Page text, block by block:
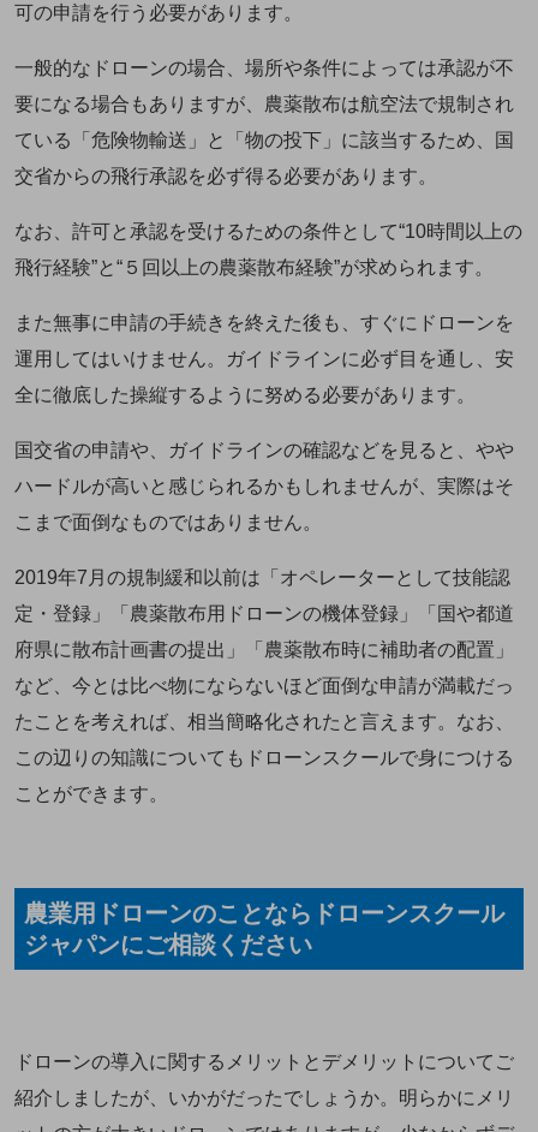
可の申請を行う必要があります。
一般的なドローンの場合、場所や条件によっては承認が不
要になる場合もありますが、農薬散布は航空法で規制され
ている「危険物輸送」と「物の投下」に該当するため、国
交省からの飛行承認を必ず得る必要があります。
なお、許可と承認を受けるための条件として“10時間以上の
飛行経験”と“５回以上の農薬散布経験”が求められます。
また無事に申請の手続きを終えた後も、すぐにドローンを
運用してはいけません。ガイドラインに必ず目を通し、安
全に徹底した操縦するように努める必要があります。
国交省の申請や、ガイドラインの確認などを見ると、やや
ハードルが高いと感じられるかもしれませんが、実際はそ
こまで面倒なものではありません。
2019年7月の規制緩和以前は「オペレーターとして技能認
定・登録」「農薬散布用ドローンの機体登録」「国や都道
府県に散布計画書の提出」「農薬散布時に補助者の配置」
など、今とは比べ物にならないほど面倒な申請が満載だっ
たことを考えれば、相当簡略化されたと言えます。なお、
この辺りの知識についてもドローンスクールで身につける
ことができます。
農業用ドローンのことならドローンスクール
ジャパンにご相談ください
ドローンの導入に関するメリットとデメリットについてご
紹介しましたが、いかがだったでしょうか。明らかにメリ